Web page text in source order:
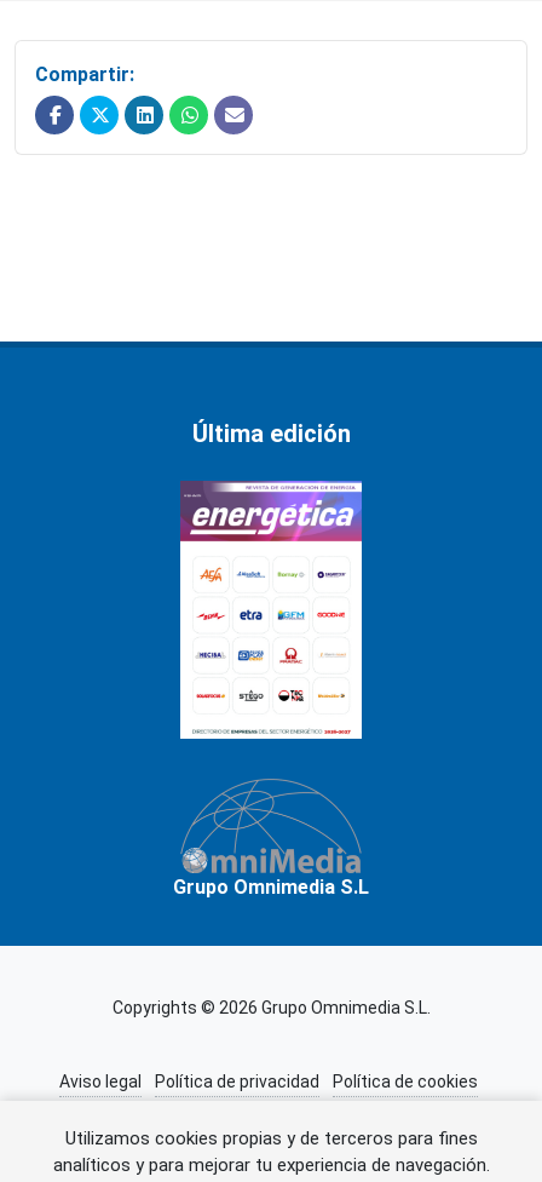
Utilizamos cookies propias y de terceros para fines
analíticos y para mejorar tu experiencia de navegación.
Compartir:
Última edición
Grupo Omnimedia S.L
Copyrights © 2026 Grupo Omnimedia S.L.
Aviso legal Política de privacidad
Política de cookies